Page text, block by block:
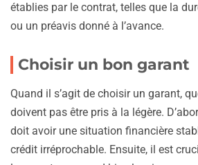
établies par le contrat, telles que la
ou un préavis donné à l’avance.
Choisir un bon garant
Quand il s’agit de choisir un garant,
doivent pas être pris à la légère.
doit avoir une situation financière
crédit irréprochable. Ensuite, il est